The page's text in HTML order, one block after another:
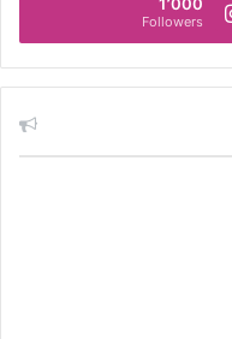
1٬000
Followers